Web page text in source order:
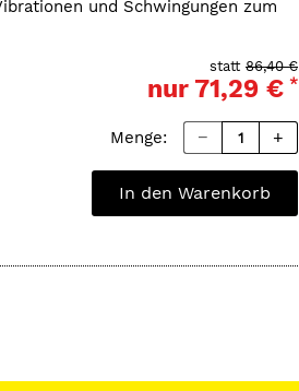
und Schwingungen zum
Konstruktion Bruchgefahr
Schnitt. Alle NeoBurrs werden
86,40 €
statt
nur 71,29 € *
Menge:
In den Warenkorb